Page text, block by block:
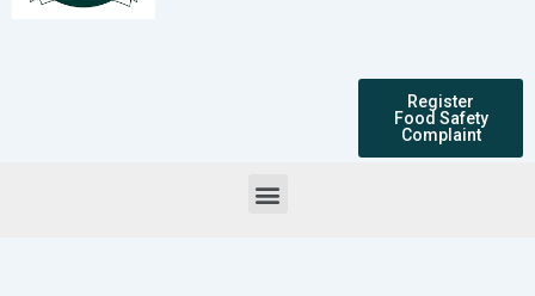
Register
Food Safety
Complaint
Menu